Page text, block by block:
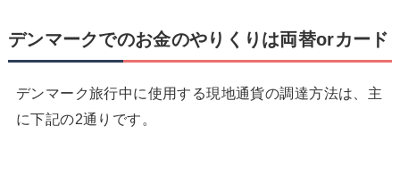
デンマークでのお金のやりくりは両替orカード
デンマーク旅行中に使用する現地通貨の調達方法は、主
に下記の2通りです。